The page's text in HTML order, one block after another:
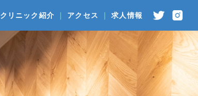
クリニック紹介 アクセス 求人情報